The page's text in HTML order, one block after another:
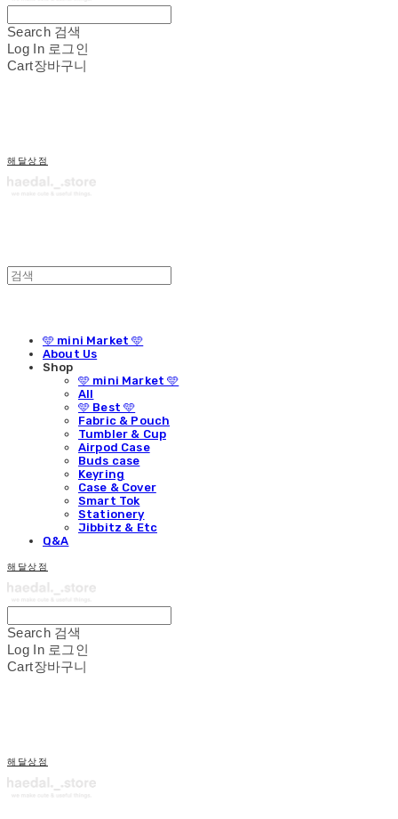
Search 검색
Log In 로그인
Cart장바구니
해달상점
🩵 mini Market 🩵
About Us
Shop
🩵 mini Market 🩵
All
🩵 Best 🩵
Fabric & Pouch
Tumbler & Cup
Airpod Case
Buds case
Keyring
Case & Cover
Smart Tok
Stationery
Jibbitz & Etc
Q&A
해달상점
Search 검색
Log In 로그인
Cart장바구니
해달상점